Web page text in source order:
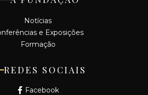
Notícias
e Exposições
Formação
REDES SOCIAIS
Facebook